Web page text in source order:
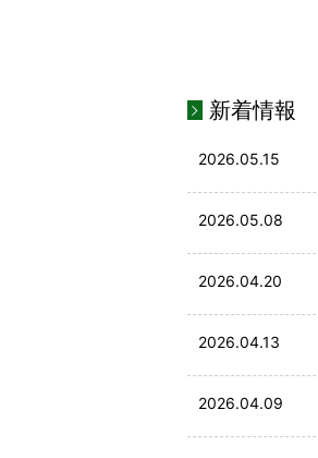
新着情報
2026.05.15
2026.05.08
2026.04.20
2026.04.13
2026.04.09